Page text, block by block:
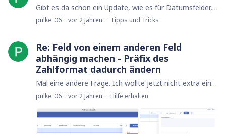
Gibt es da schon ein Update, wie es für Datumsfelder, wie @Stefanie Kennes es erwähnte, aussieht? Ich habe mir eine Tabelle erstellt, in der ich meine privaten Bestellungen eingetragen habe.…
pulke. 06 vor 2 Jahren Tipps und Tricks
Re: Feld von einem anderen Feld
abhängig machen - Präfix des
Zahlformat dadurch ändern
Mal eine andere Frage. Ich wollte jetzt nicht extra einen neuen Thread dadurch öffnen. Kann es sein, dass nur in der Cloud-Version, bzw. generell nur im Browser die Kommentar/Notizsektion in Ninox…
pulke. 06 vor 2 Jahren Hilfe erhalten